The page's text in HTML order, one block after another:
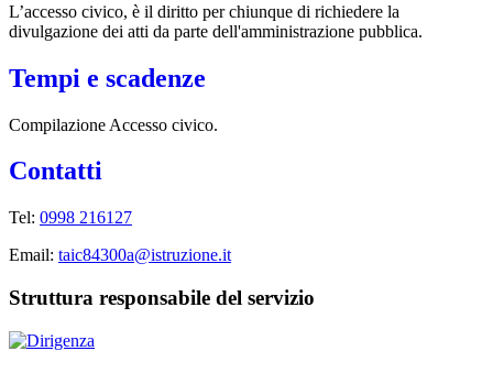
L’accesso civico, è il diritto per chiunque di richiedere la
divulgazione dei atti da parte dell'amministrazione pubblica.
Tempi e scadenze
Compilazione Accesso civico.
Contatti
Tel: 0998 216127
Email: taic84300a@istruzione.it
Struttura responsabile del servizio